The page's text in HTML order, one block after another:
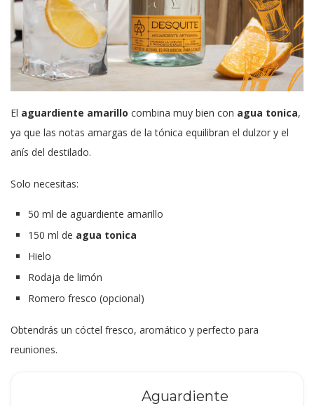
El aguardiente amarillo combina muy bien con agua tonica,
ya que las notas amargas de la tónica equilibran el dulzor y el
anís del destilado.
Solo necesitas:
50 ml de aguardiente amarillo
150 ml de agua tonica
Hielo
Rodaja de limón
Romero fresco (opcional)
Obtendrás un cóctel fresco, aromático y perfecto para
reuniones.
Aguardiente